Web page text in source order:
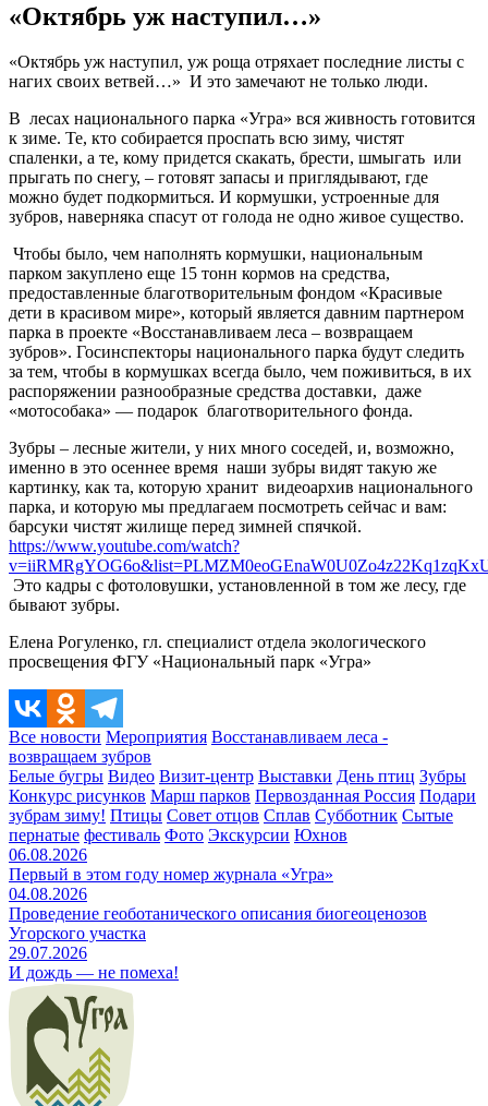
«Октябрь уж наступил…»
«Октябрь уж наступил, уж роща отряхает последние листы с
нагих своих ветвей…» И это замечают не только люди.
В лесах национального парка «Угра» вся живность готовится
к зиме. Те, кто собирается проспать всю зиму, чистят
спаленки, а те, кому придется скакать, брести, шмыгать или
прыгать по снегу, – готовят запасы и приглядывают, где
можно будет подкормиться. И кормушки, устроенные для
зубров, наверняка спасут от голода не одно живое существо.
Чтобы было, чем наполнять кормушки, национальным
парком закуплено еще 15 тонн кормов на средства,
предоставленные благотворительным фондом «Красивые
дети в красивом мире», который является давним партнером
парка в проекте «Восстанавливаем леса – возвращаем
зубров». Госинспекторы национального парка будут следить
за тем, чтобы в кормушках всегда было, чем поживиться, в их
распоряжении разнообразные средства доставки, даже
«мотособака» — подарок благотворительного фонда.
Зубры – лесные жители, у них много соседей, и, возможно,
именно в это осеннее время наши зубры видят такую же
картинку, как та, которую хранит видеоархив национального
парка, и которую мы предлагаем посмотреть сейчас и вам:
барсуки чистят жилище перед зимней спячкой.
https://www.youtube.com/watch?
Это кадры с фотоловушки, установленной в том же лесу, где
бывают зубры.
Елена Рогуленко, гл. специалист отдела экологического
просвещения ФГУ «Национальный парк «Угра»
Все новости Мероприятия Восстанавливаем леса -
возвращаем зубров
Белые бугры Видео Визит-центр Выставки День птиц Зубры
Конкурс рисунков Марш парков Первозданная Россия Подари
зубрам зиму! Птицы Совет отцов Сплав Субботник Сытые
пернатые фестиваль Фото Экскурсии Юхнов
06.08.2026
Первый в этом году номер журнала «Угра»
04.08.2026
Проведение геоботанического описания биогеоценозов
Угорского участка
29.07.2026
И дождь — не помеха!